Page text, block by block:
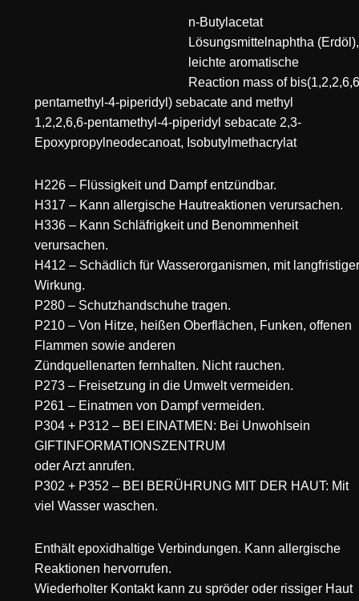
n-Butylacetat
Lösungsmittelnaphtha (Erdöl),
leichte aromatische
Reaction mass of
pentamethyl-4-piperidyl) sebacate and methyl
1,2,2,6,6-pentamethyl-4-piperidyl sebacate 2,3-
Epoxypropylneodecanoat, Isobutylmethacrylat
H226 – Flüssigkeit und Dampf entzündbar.
H317 – Kann allergische Hautreaktionen verursachen.
H336 – Kann Schläfrigkeit und Benommenheit
verursachen.
H412 – Schädlich für Wasserorganismen, mit langfristiger
Wirkung.
P280 – Schutzhandschuhe tragen.
P210 – Von Hitze, heißen Oberflächen, Funken, offenen
Flammen sowie anderen
Zündquellenarten fernhalten. Nicht rauchen.
P273 – Freisetzung in die Umwelt vermeiden.
P261 – Einatmen von Dampf vermeiden.
P304 + P312 – BEI EINATMEN: Bei Unwohlsein
GIFTINFORMATIONSZENTRUM
oder Arzt anrufen.
P302 + P352 – BEI BERÜHRUNG MIT DER HAUT: Mit
viel Wasser waschen.
Enthält epoxidhaltige Verbindungen. Kann allergische
Reaktionen hervorrufen.
Wiederholter Kontakt kann zu spröder oder rissiger Haut